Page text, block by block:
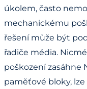
úkolem, často
mechanickému
řešení může být
řadiče média.
poškození zasáhne
paměťové bloky,